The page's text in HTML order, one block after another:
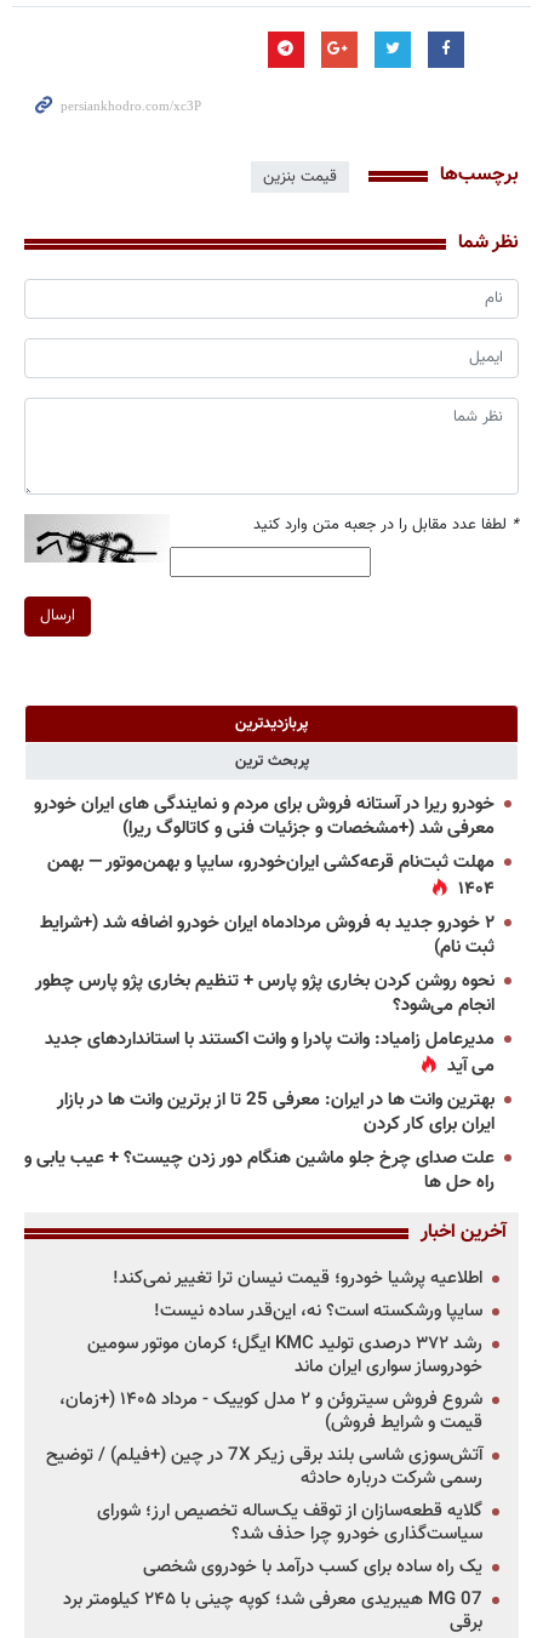
برچسب‌ها قیمت بنزین
نظر شما
* لطفا عدد مقابل را در جعبه متن وارد کنید
ارسال
پربازدیدترین
پربحث ترین
خودرو ریرا در آستانه فروش برای مردم و نمایندگی های ایران خودرو
معرفی شد (+مشخصات و جزئیات فنی و کاتالوگ ریرا)
مهلت ثبت‌نام قرعه‌کشی ایران‌خودرو، سایپا و بهمن‌موتور — بهمن
۱۴۰۴
۲ خودرو جدید به فروش مردادماه ایران خودرو اضافه شد (+شرایط
ثبت نام)
نحوه روشن کردن بخاری پژو پارس + تنظیم بخاری پژو پارس چطور
انجام می‌شود؟
مدیرعامل زامیاد: وانت پادرا و وانت اکستند با استانداردهای جدید
می آید
بهترین وانت ها در ایران: معرفی 25 تا از برترین وانت ها در بازار
ایران برای کار کردن
علت صدای چرخ جلو ماشین هنگام دور زدن چیست؟ + عیب یابی و
راه حل ها
آخرین اخبار
اطلاعیه پرشیا خودرو؛ قیمت نیسان ترا تغییر نمی‌کند!
سایپا ورشکسته است؟ نه، این‌قدر ساده نیست!
رشد ۳۷۲ درصدی تولید KMC ایگل؛ کرمان موتور سومین
خودروساز سواری ایران ماند
شروع فروش سیتروئن و ۲ مدل کوییک - مرداد ۱۴۰۵ (+زمان،
قیمت و شرایط فروش)
آتش‌سوزی شاسی بلند برقی زیکر 7X در چین (+فیلم) / توضیح
رسمی شرکت درباره حادثه
گلایه قطعه‌سازان از توقف یک‌ساله تخصیص ارز؛ شورای
سیاست‌گذاری خودرو چرا حذف شد؟
یک راه ساده برای کسب درآمد با خودروی شخصی
MG 07 هیبریدی معرفی شد؛ کوپه چینی با ۲۴۵ کیلومتر برد
برقی